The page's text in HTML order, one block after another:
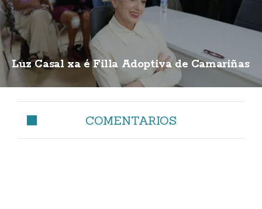
Luz Casal xa é Filla Adoptiva de Camariñas
COMENTARIOS